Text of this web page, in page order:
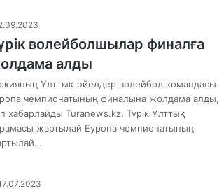
волейболшылар финалға
алды
Ұлттық әйелдер волейбол командасы
чемпионатының финалына жолдама алды,
хабарлайды Turanews.kz. Түрік Ұлттық
жартылай Еуропа чемпионатының